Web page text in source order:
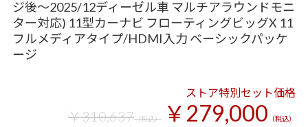
ジ後～2025/12ディーゼル車 マルチアラウンドモニ
ター対応) 11型カーナビ フローティングビッグX 11
フルメディアタイプ/HDMI入力 ベーシックパッケ
ージ
ストア特別セット価格
￥310,637（税込） ￥279,000 （税込）